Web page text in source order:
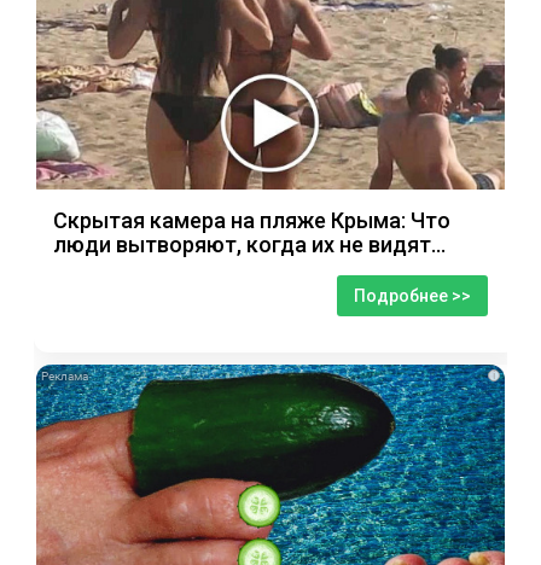
Скрытая камера на пляже Крыма: Что
люди вытворяют, когда их не видят...
Подробнее >>
i